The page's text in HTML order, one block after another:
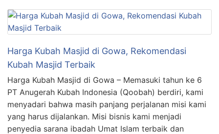
Harga Kubah Masjid di Gowa, Rekomendasi
Kubah Masjid Terbaik
Harga Kubah Masjid di Gowa – Memasuki tahun ke 6
PT Anugerah Kubah Indonesia (Qoobah) berdiri, kami
menyadari bahwa masih panjang perjalanan misi kami
yang harus dijalankan. Misi bisnis kami menjadi
penyedia sarana ibadah Umat Islam terbaik dan